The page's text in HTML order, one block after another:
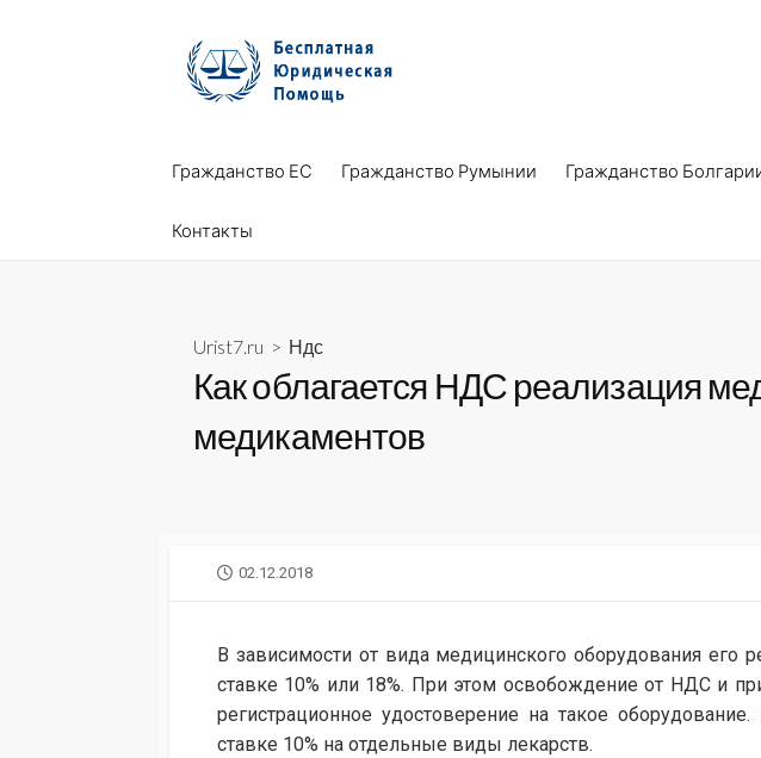
Гражданство ЕС Гражданство Румынии Гражданство
Контакты
Urist7.ru > Ндс
Как облагается НДС реализация
медикаментов
PUBLISHED
02.12.2018
В зависимости от вида медицинского оборудования его
ставке 10% или 18%. При этом освобождение от НДС и
регистрационное удостоверение на такое
ставке 10% на отдельные виды лекарств.